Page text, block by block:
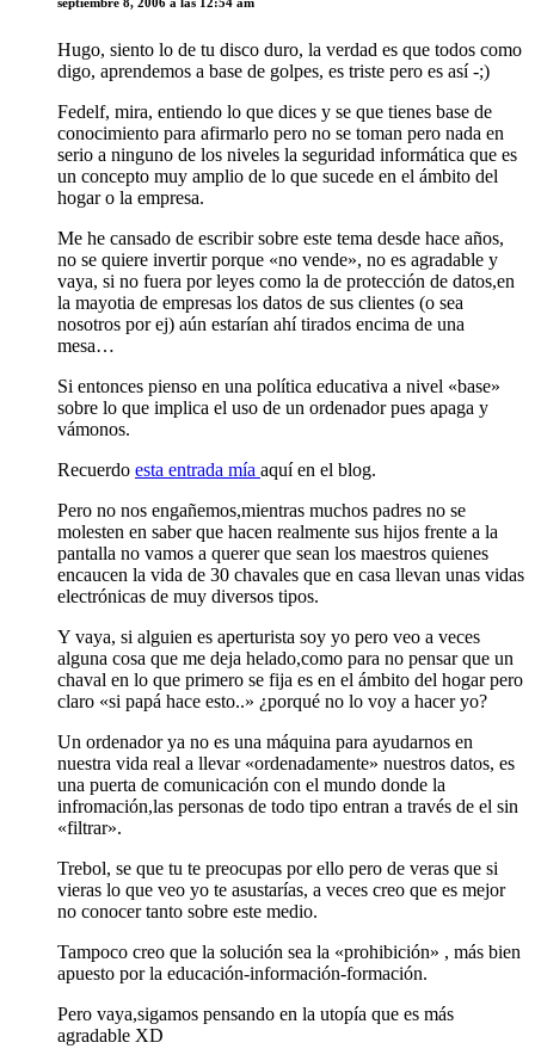
Hugo, siento lo de tu disco duro, la verdad es que todos como
digo, aprendemos a base de golpes, es triste pero es así -;)
Fedelf, mira, entiendo lo que dices y se que tienes base de
conocimiento para afirmarlo pero no se toman pero nada en
serio a ninguno de los niveles la seguridad informática que es
un concepto muy amplio de lo que sucede en el ámbito del
hogar o la empresa.
Me he cansado de escribir sobre este tema desde hace años,
no se quiere invertir porque «no vende», no es agradable y
vaya, si no fuera por leyes como la de protección de datos,en
la mayotia de empresas los datos de sus clientes (o sea
nosotros por ej) aún estarían ahí tirados encima de una
mesa…
Si entonces pienso en una política educativa a nivel «base»
sobre lo que implica el uso de un ordenador pues apaga y
vámonos.
Recuerdo esta entrada mía aquí en el blog.
Pero no nos engañemos,mientras muchos padres no se
molesten en saber que hacen realmente sus hijos frente a la
pantalla no vamos a querer que sean los maestros quienes
encaucen la vida de 30 chavales que en casa llevan unas vidas
electrónicas de muy diversos tipos.
Y vaya, si alguien es aperturista soy yo pero veo a veces
alguna cosa que me deja helado,como para no pensar que un
chaval en lo que primero se fija es en el ámbito del hogar pero
claro «si papá hace esto..» ¿porqué no lo voy a hacer yo?
Un ordenador ya no es una máquina para ayudarnos en
nuestra vida real a llevar «ordenadamente» nuestros datos, es
una puerta de comunicación con el mundo donde la
infromación,las personas de todo tipo entran a través de el sin
«filtrar».
Trebol, se que tu te preocupas por ello pero de veras que si
vieras lo que veo yo te asustarías, a veces creo que es mejor
no conocer tanto sobre este medio.
Tampoco creo que la solución sea la «prohibición» , más bien
apuesto por la educación-información-formación.
Pero vaya,sigamos pensando en la utopía que es más
agradable XD